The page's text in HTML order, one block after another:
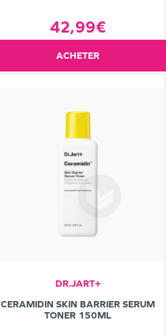
42,99€
ACHETER
DR.JART+
CERAMIDIN SKIN BARRIER SERUM
TONER 150ML